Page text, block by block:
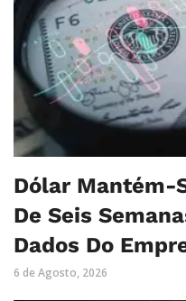
Dólar Mantém-
De Seis
Dados Do
6 de Agosto, 2026